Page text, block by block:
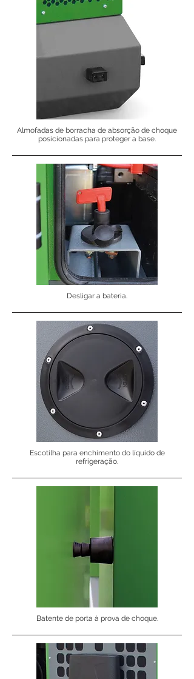
Almofadas de borracha de absorção de choque
posicionadas para proteger a base.
Desligar a bateria.
Escotilha para enchimento do líquido de
refrigeração.
Batente de porta à prova de choque.